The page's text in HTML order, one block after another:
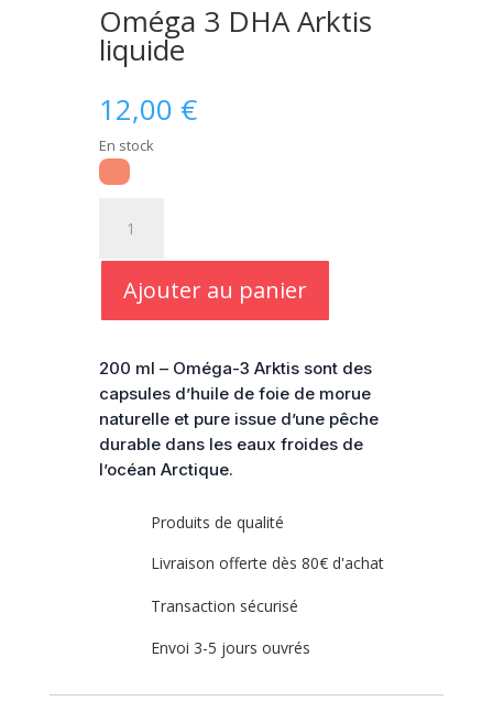
Oméga 3 DHA Arktis
liquide
12,00 €
En stock
Oméga
liquide
Ajouter au panier
200 ml – Oméga-3 Arktis sont des
capsules d’huile de foie de morue
naturelle et pure issue d’une pêche
durable dans les eaux froides de
l’océan Arctique.
Produits de qualité
Livraison offerte dès 80€ d'achat
Transaction sécurisé
Envoi 3-5 jours ouvrés